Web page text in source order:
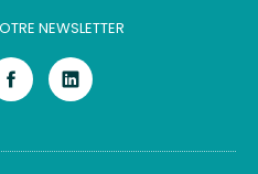
NEWSLETTER